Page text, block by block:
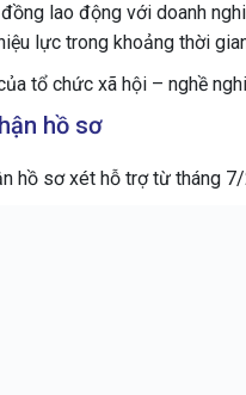
lao động với doanh
lực trong khoảng thời
tổ chức xã hội – nghề
hồ sơ
hồ sơ xét hỗ trợ từ tháng